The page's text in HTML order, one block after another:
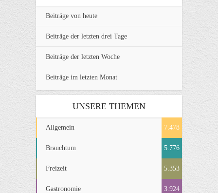
Beiträge von heute
Beiträge der letzten drei Tage
Beiträge der letzten Woche
Beiträge im letzten Monat
UNSERE THEMEN
Allgemein 7.478
Brauchtum 5.776
Freizeit 5.353
Gastronomie 3.924